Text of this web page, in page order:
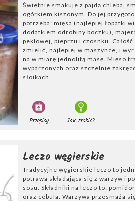
Świetnie smakuje z pajdą chleba,
ogórkiem kiszonym. Do jej
potrzeba: mięsa (najlepiej łopatki
dodatkiem odrobiny boczku),
peklowej, pieprzu i czosnku. Całość
zmielić, najlepiej w maszynce, i
na w miarę jednolitą masę. Mięso
wyparzonych oraz szczelnie
słoikach.
Przepisy Jak zrobić?
Leczo węgierskie
Tradycyjne węgierskie leczo to
potrawa składająca się z warzyw i
sosu. Składniki na leczo to:
oraz cebula. Warzywa przesmaża